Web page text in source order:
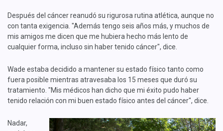
Después del cáncer reanudó su rigurosa rutina atlética, aunque no
con tanta exigencia. "Además tengo seis años más, y muchos de
mis amigos me dicen que me hubiera hecho más lento de
cualquier forma, incluso sin haber tenido cáncer", dice.
Wade estaba decidido a mantener su estado físico tanto como
fuera posible mientras atravesaba los 15 meses que duró su
tratamiento. "Mis médicos han dicho que mi éxito pudo haber
tenido relación con mi buen estado físico antes del cáncer", dice.
Nadar,